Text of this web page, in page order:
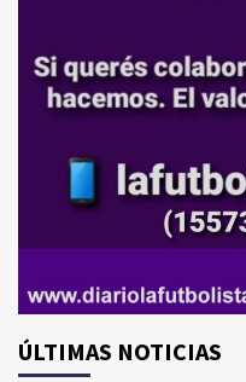
ÚLTIMAS NOTICIAS